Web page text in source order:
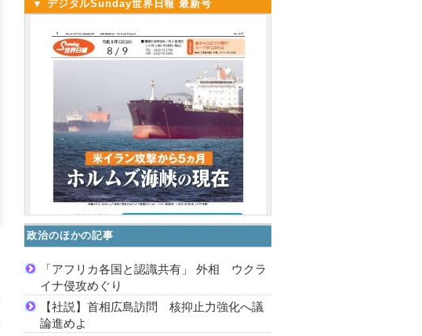
▼ デジタルSunday世界日報 最新号
政治のほかの記事
「アフリカ各国と認識共有」 外相 ウクラ
イナ侵攻めぐり
【社説】首相広島訪問 核抑止力強化へ議
論進めよ